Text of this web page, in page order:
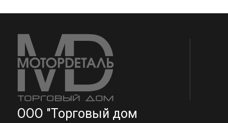
ООО "Торговый дом